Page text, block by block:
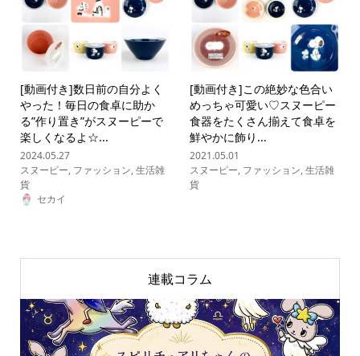
[動画付き]数日前の自分よく
やった！毎日の食卓に助か
る”作り置き”がスヌーピーで
楽しくなるよ☆...
2024.05.27
スヌーピー, ファッション,生活雑
貨
セカイ
[動画付き]この絶妙な色合い
めっちゃ可愛い♡スヌーピー
食器をたくさん揃えて食卓を
鮮やかに飾り...
2021.05.01
スヌーピー, ファッション,生活雑
貨
連載コラム